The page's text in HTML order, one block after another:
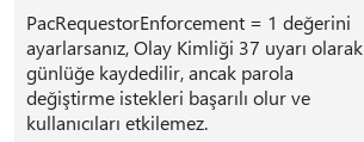
PacRequestorEnforcement = 1 değerini
ayarlarsanız, Olay Kimliği 37 uyarı olarak
günlüğe kaydedilir, ancak parola
değiştirme istekleri başarılı olur ve
kullanıcıları etkilemez.